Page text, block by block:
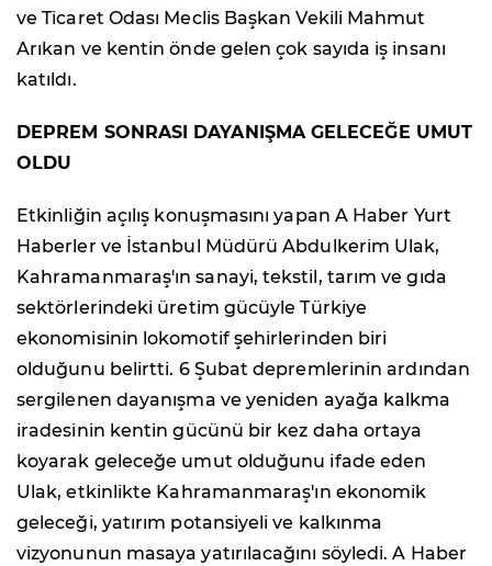
ve Ticaret Odası Meclis Başkan Vekili Mahmut
Arıkan ve kentin önde gelen çok sayıda iş insanı
katıldı.
DEPREM SONRASI DAYANIŞMA GELECEĞE UMUT
OLDU
Etkinliğin açılış konuşmasını yapan A Haber Yurt
Haberler ve İstanbul Müdürü Abdulkerim Ulak,
Kahramanmaraş'ın sanayi, tekstil, tarım ve gıda
sektörlerindeki üretim gücüyle Türkiye
ekonomisinin lokomotif şehirlerinden biri
olduğunu belirtti. 6 Şubat depremlerinin ardından
sergilenen dayanışma ve yeniden ayağa kalkma
iradesinin kentin gücünü bir kez daha ortaya
koyarak geleceğe umut olduğunu ifade eden
Ulak, etkinlikte Kahramanmaraş'ın ekonomik
geleceği, yatırım potansiyeli ve kalkınma
vizyonunun masaya yatırılacağını söyledi. A Haber